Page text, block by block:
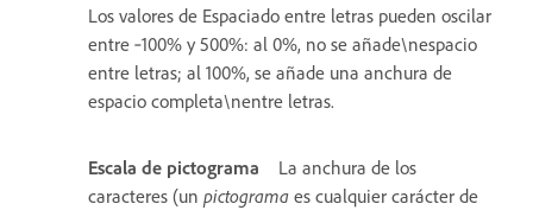
Los valores de Espaciado entre letras pueden oscilar
entre ‑100% y 500%: al 0%, no se añade\nespacio
entre letras; al 100%, se añade una anchura de
espacio completa\nentre letras.
Escala de pictograma
La anchura de los
caracteres (un pictograma es cualquier carácter de